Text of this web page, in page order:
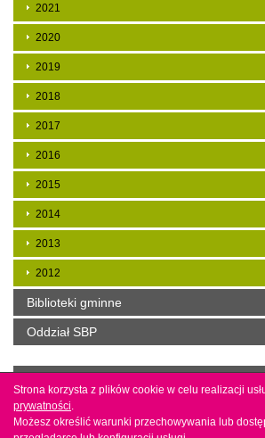
Strona korzysta z plików cookie w celu realizacji
prywatności.
Możesz określić warunki przechowywania lub
Strona korzysta z plików cookie w celu realizacji
prywatności.
Możesz określić warunki przechowywania lub
2021
2020
2019
2018
2017
2016
2015
2014
2013
2012
Biblioteki gminne
Oddział SBP
Copyright by mbp w Jaśle. Projekt i